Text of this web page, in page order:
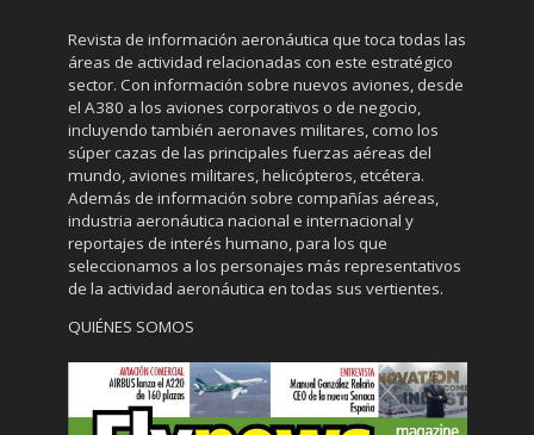
Revista de información aeronáutica que toca todas las
áreas de actividad relacionadas con este estratégico
sector. Con información sobre nuevos aviones, desde
el A380 a los aviones corporativos o de negocio,
incluyendo también aeronaves militares, como los
súper cazas de las principales fuerzas aéreas del
mundo, aviones militares, helicópteros, etcétera.
Además de información sobre compañías aéreas,
industria aeronáutica nacional e internacional y
reportajes de interés humano, para los que
seleccionamos a los personajes más representativos
de la actividad aeronáutica en todas sus vertientes.
QUIÉNES SOMOS